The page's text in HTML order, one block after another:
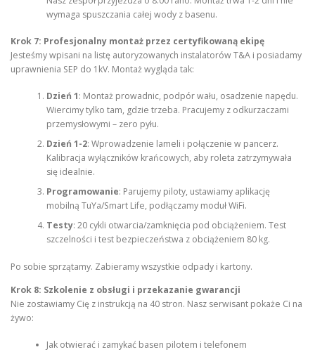
wymaga spuszczania całej wody z basenu.
Krok 7: Profesjonalny montaż przez certyfikowaną ekipę
Jesteśmy wpisani na listę autoryzowanych instalatorów T&A i posiadamy
uprawnienia SEP do 1kV. Montaż wygląda tak:
Dzień 1: Montaż prowadnic, podpór wału, osadzenie napędu.
Wiercimy tylko tam, gdzie trzeba. Pracujemy z odkurzaczami
przemysłowymi – zero pyłu.
Dzień 1-2: Wprowadzenie lameli i połączenie w pancerz.
Kalibracja wyłączników krańcowych, aby roleta zatrzymywała
się idealnie.
Programowanie: Parujemy piloty, ustawiamy aplikację
mobilną TuYa/Smart Life, podłączamy moduł WiFi.
Testy: 20 cykli otwarcia/zamknięcia pod obciążeniem. Test
szczelności i test bezpieczeństwa z obciążeniem 80 kg.
Po sobie sprzątamy. Zabieramy wszystkie odpady i kartony.
Krok 8: Szkolenie z obsługi i przekazanie gwarancji
Nie zostawiamy Cię z instrukcją na 40 stron. Nasz serwisant pokaże Ci na
żywo:
Jak otwierać i zamykać basen pilotem i telefonem